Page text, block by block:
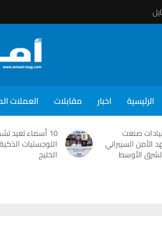
الرئيسية اخبار مقابلات العملات
قيادات صنعت
الأمن السيبراني
الأوسط
10 أسماء تعيد
اللوجستيات
الخليج